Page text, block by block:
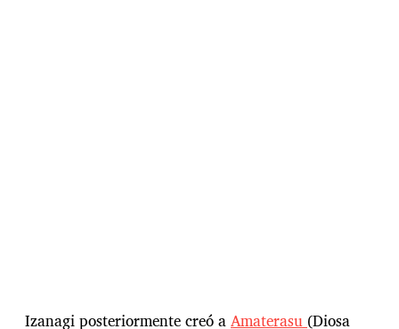
Izanagi posteriormente creó aAmaterasu (Diosa